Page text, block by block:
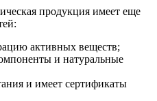
продукция имеет еще
активных веществ;
и натуральные
и имеет сертификаты